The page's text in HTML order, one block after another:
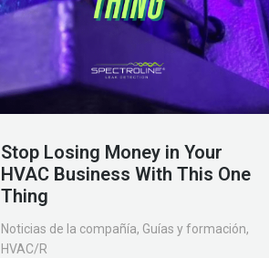
Stop Losing Money in Your
HVAC Business With This One
Thing
Noticias de la compañía, Guías y formación,
HVAC/R